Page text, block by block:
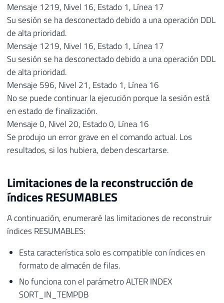
Mensaje 1219, Nivel 16, Estado 1, Línea 17
Su sesión se ha desconectado debido a una operación DDL
de alta prioridad.
Mensaje 1219, Nivel 16, Estado 1, Línea 17
Su sesión se ha desconectado debido a una operación DDL
de alta prioridad.
Mensaje 596, Nivel 21, Estado 1, Línea 16
No se puede continuar la ejecución porque la sesión está
en estado de finalización.
Mensaje 0, Nivel 20, Estado 0, Línea 16
Se produjo un error grave en el comando actual. Los
resultados, si los hubiera, deben descartarse.
Limitaciones de la reconstrucción de
índices RESUMABLES
A continuación, enumeraré las limitaciones de reconstruir
índices RESUMABLES:
Esta característica solo es compatible con índices en
formato de almacén de filas.
No funciona con el parámetro ALTER INDEX
SORT_IN_TEMPDB